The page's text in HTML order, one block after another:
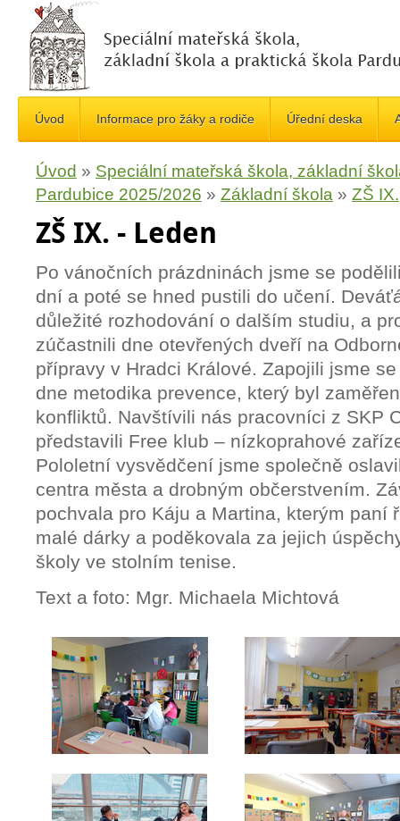
Úvod Informace pro žáky a rodiče Úřední deska
Úvod » Speciální mateřská škola, základní
Pardubice 2025/2026 » Základní škola » ZŠ IX.
ZŠ IX. - Leden
Po vánočních prázdninách jsme se
dní a poté se hned pustili do učení.
důležité rozhodování o dalším studiu, a
zúčastnili dne otevřených dveří na
přípravy v Hradci Králové. Zapojili jsme
dne metodika prevence, který byl
konfliktů. Navštívili nás pracovníci z SKP
představili Free klub – nízkoprahové
Pololetní vysvědčení jsme společně
centra města a drobným občerstvením.
pochvala pro Káju a Martina, kterým paní
malé dárky a poděkovala za jejich
školy ve stolním tenise.
Text a foto: Mgr. Michaela Michtová